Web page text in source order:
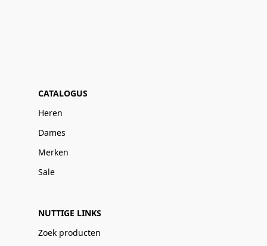
CATALOGUS
Heren
Dames
Merken
Sale
NUTTIGE LINKS
Zoek producten